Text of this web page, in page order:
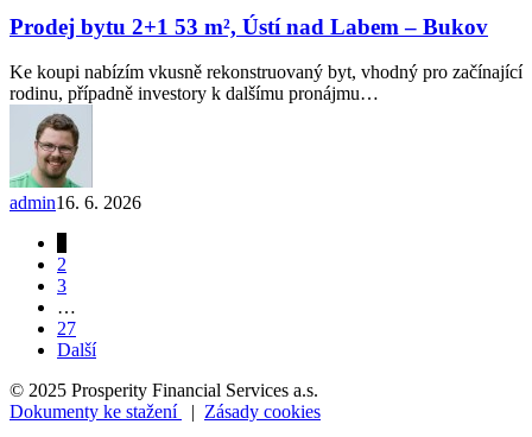
2+1 53
m²,
Ústí
nad
Labem
Bukov
Prodej bytu 2+1 53 m², Ústí nad Labem – Bukov
Ke koupi nabízím vkusně rekonstruovaný byt, vhodný pro začínající
rodinu, případně investory k dalšímu pronájmu…
admin16. 6. 2026
2
3
…
27
Další
© 2025 Prosperity Financial Services a.s.
Dokumenty ke stažení
| Zásady cookies